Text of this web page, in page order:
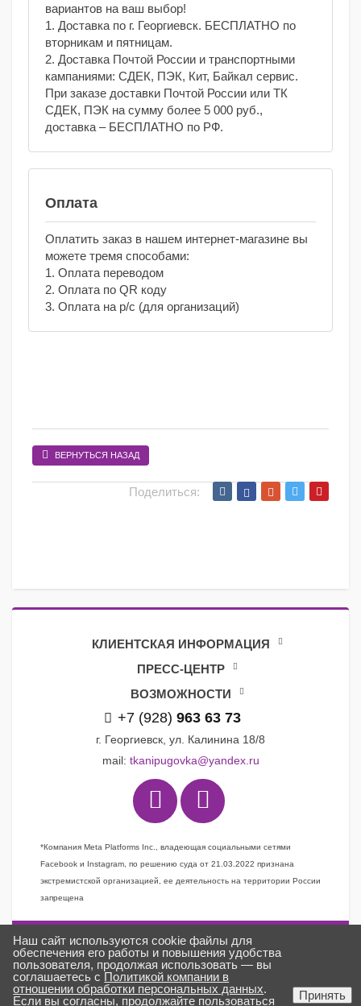
вариантов на ваш выбор!
1. Доставка по г. Георгиевск. БЕСПЛАТНО по
вторникам и пятницам.
2. Доставка Почтой России и транспортными
кампаниями: СДЕК, ПЭК, Кит, Байкал сервис.
При заказе доставки Почтой России или ТК
СДЕК, ПЭК на сумму более 5 000 руб.,
доставка – БЕСПЛАТНО по РФ.
Оплата
Оплатить заказ в нашем интернет-магазине вы
можете тремя способами:
1. Оплата переводом
2. Оплата по QR коду
3. Оплата на р/с (для организаций)
ВЕРНУТЬСЯ НАЗАД
Поделиться:
КЛИЕНТСКАЯ ИНФОРМАЦИЯ
ПРЕСС-ЦЕНТР
ВОЗМОЖНОСТИ
+7 (928) 963 63 73
г. Георгиевск, ул. Калинина 18/8
mail: tkanipugovka@yandex.ru
*Компания Meta Platforms Inc., владеющая социальными сетями
Facebook и Instagram, по решению суда от 21.03.2022 признана
экстремистской организацией, ее деятельность на территории России
запрещена
Задать вопрос
Заказать звонок
Создано вГИПЕРКУБ®
Наш сайт используются cookie файлы для
обеспечения его работы и повышения удобства
пользователя, продолжая использовать — вы
соглашаетесь с Политикой компании в
отношении обработки персональных данных.
Если вы согласны, продолжайте пользоваться
Принять